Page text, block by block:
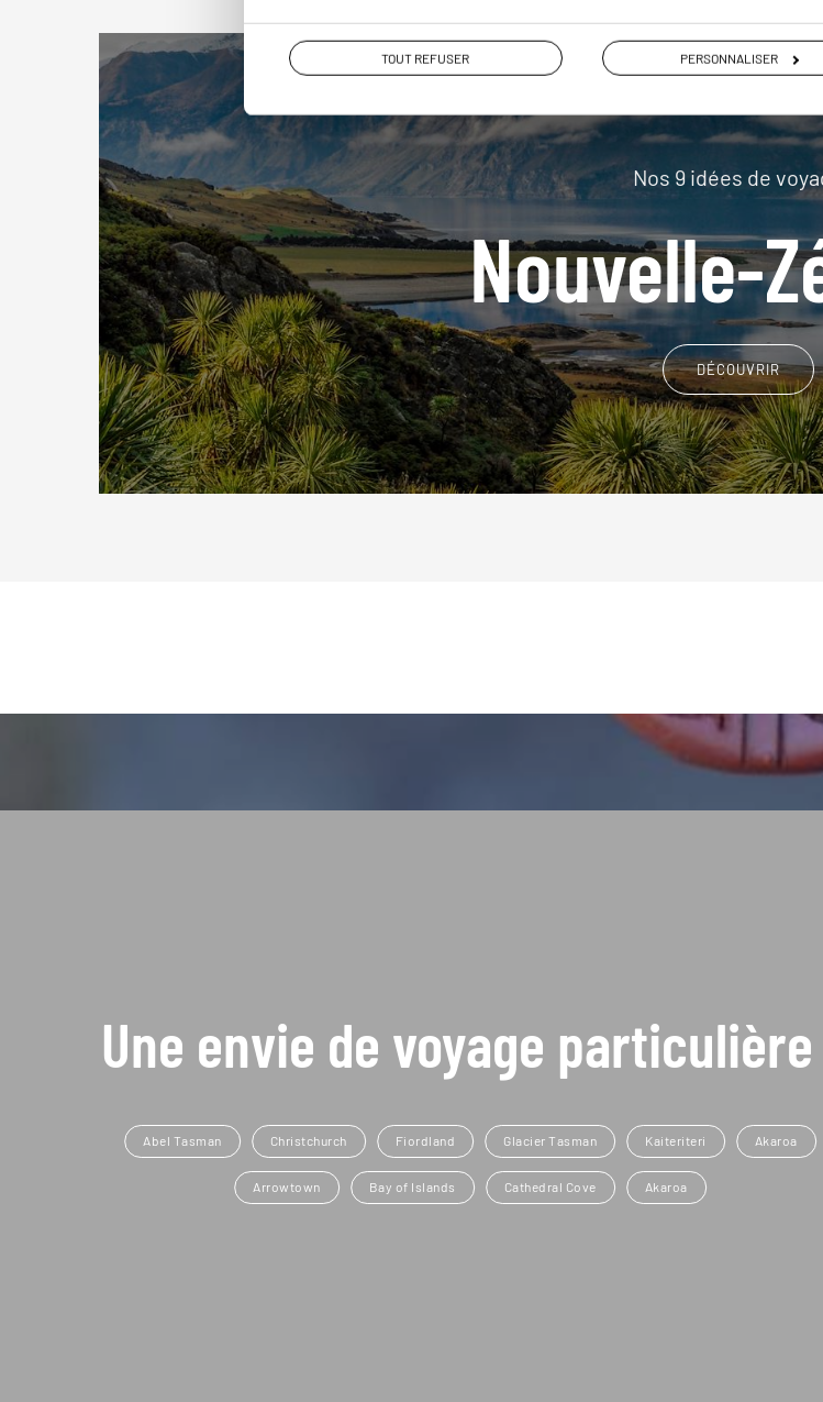
TOUT REFUSER PERSONNALISER
Nos 9 idées de
Nouvelle-
DÉCOUVRIR
Une envie de voyage
Abel Tasman Christchurch Fiordland Glacier Tasman Kaiteriteri Akaroa
Arrowtown Bay of Islands Cathedral Cove Akaroa